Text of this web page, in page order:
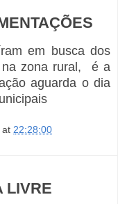
em busca dos
zona rural, é a
aguarda o dia
at 22:28:00
LIVRE